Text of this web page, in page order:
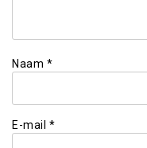
Naam *
E-mail *